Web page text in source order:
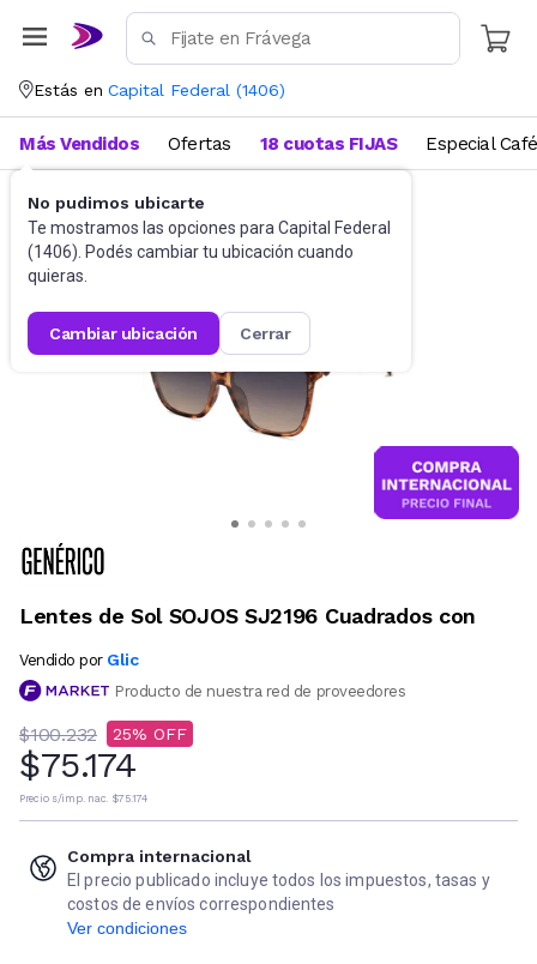
Estás en Capital Federal (1406)
No pudimos ubicarte
Te mostramos las opciones para Capital Federal
(1406). Podés cambiar tu ubicación cuando
quieras.
cambiar ubicación cerrar
Más Vendidos Ofertas 18 cuotas FIJAS Especial Café
Accesorios Anteojos de sol
Lentes de Sol SOJOS SJ2196 Cuadrados con
Vendido por Glic
Producto de nuestra red de proveedores
$100.232 25
$75.174
Precio s/imp. nac. $75.174
Compra internacional
El precio publicado incluye todos los impuestos, tasas y
costos de envíos correspondientes
Ver condiciones